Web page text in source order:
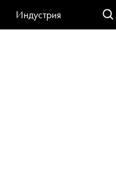
Индустрия